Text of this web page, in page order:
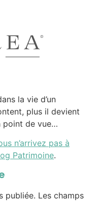
la vie d’un
plus il devient
point de vue…
n’arrivez pas à
Patrimoine.
publiée. Les champs